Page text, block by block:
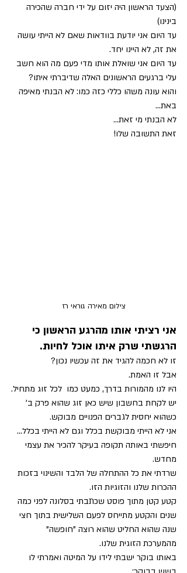
(הצעד הראשון היה יזום על ידי חברה שהכירה
בינינו)
עד היום אני יודעת בוודאות שאם לא הייתי עושה
את זה, לא היינו יחד.
עד היום אני שואלת אותו מדי פעם מה הוא חשב
עלי ברגעים הראשונים האלה שדיברתי איתו?
והוא עונה משהו כללי כזה כמו: לא הבנתי מאיפה
באת...
לא הבנתי מי זאת...
זאת התשובה שלו!
צילום מאירה גוראי רז
אני רציתי אותו מהרגע הראשון כי
הרגשתי שרק איתו אוכל לחיות.
זו לא חכמה להגיד את זה עכשיו נכון?
אבל זו האמת.
היו לנו מהמורות בדרך, כמעט כמו  לכל זוג מתחיל.
יש לקחת בחשבון שיש כאן זוג שהוא פרק ב'
כשהוא יחסית לגברים הפנויים מבוקש.
אני לא הייתי מבוקשת בכלל וגם לא הייתי בכלל...
חיפשתי באותה תקופה בעיקר להכיר את עצמי
מחדש.
שרדתי את כל ההתחלה של הלבד והשינוי בזכות
ההכרות שלנו והזוגיות הזו.
קטע קטן מתוך פוסט שכתבתי בסלונה לפני כמה
שנים והקטע מתייחס לפעם השלישית בתוך חצי
שנה שהוא החליט שהוא רוצה "חופשה"
מהמערכת הזוגית שלנו.
באותו בוקר ישבתי לידו על המיטה ואמרתי לו